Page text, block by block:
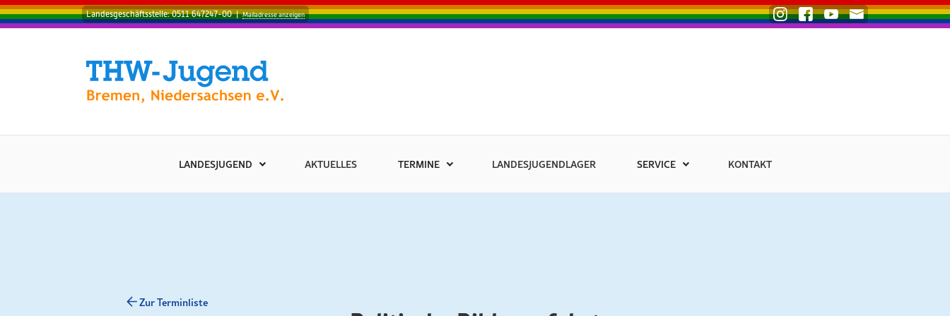
Landesgeschäftsstelle: 0511 647247-00 | Mailadresse anzeigen
LANDESJUGEND AKTUELLES TERMINE LANDESJUGENDLAGER SERVICE KONTAKT
Zur Terminliste